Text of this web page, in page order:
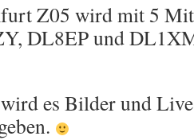
Z05 wird mit 5
DL8EP und
es Bilder und